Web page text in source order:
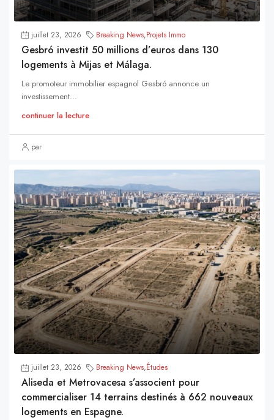
juillet 23, 2026 Breaking News,Projets Immo
Gesbró investit 50 millions d’euros dans 130
logements à Mijas et Málaga.
Le promoteur immobilier espagnol Gesbró annonce un
investissement...
continuer la lecture
par
juillet 23, 2026 Breaking News,Études
Aliseda et Metrovacesa s’associent pour
commercialiser 14 terrains destinés à 662 nouveaux
logements en Espagne.